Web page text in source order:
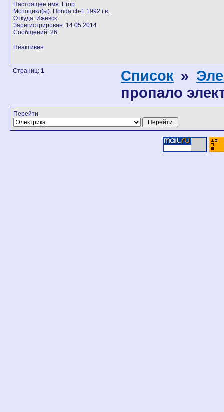
Настоящее имя: Егор
Мотоцикл(ы): Honda cb-1 1992 г.в.
Откуда: Ижевск
Зарегистрирован: 14.05.2014
Сообщений: 26
Неактивен
Страниц: 1 Список »
пропало
Перейти